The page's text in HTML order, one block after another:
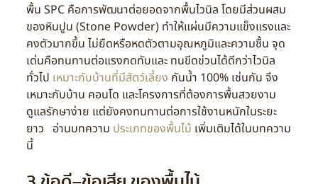
พื้น SPC คือการพัฒนาต่อยอดจากพื้นไวนิล โดยมีส่วนผสม
ของหินปูน (Stone Powder) ทำให้แผ่นมีความแข็งแรงและ
คงตัวมากขึ้น ไม่ยืดหรือหดตัวตามอุณหภูมิและความชื้น จุด
เด่นคือทนทานต่อแรงกดทับและ ทนขีดข่วนได้ดีกว่าไวนิล
ทั่วไป เหมาะกับบ้านที่มีสัตว์เลี้ยง กันน้ำ 100% เช่นกัน จึง
เหมาะกับบ้าน คอนโด และโครงการที่ต้องการพื้นสวยงาม
ดูแลรักษาง่าย แต่ยังคงทนทานต่อการใช้งานหนักในระยะ
ยาว อ่านบทความ ประเภทของพื้นไม้ เพิ่มเติมได้ในบทความ
นี้